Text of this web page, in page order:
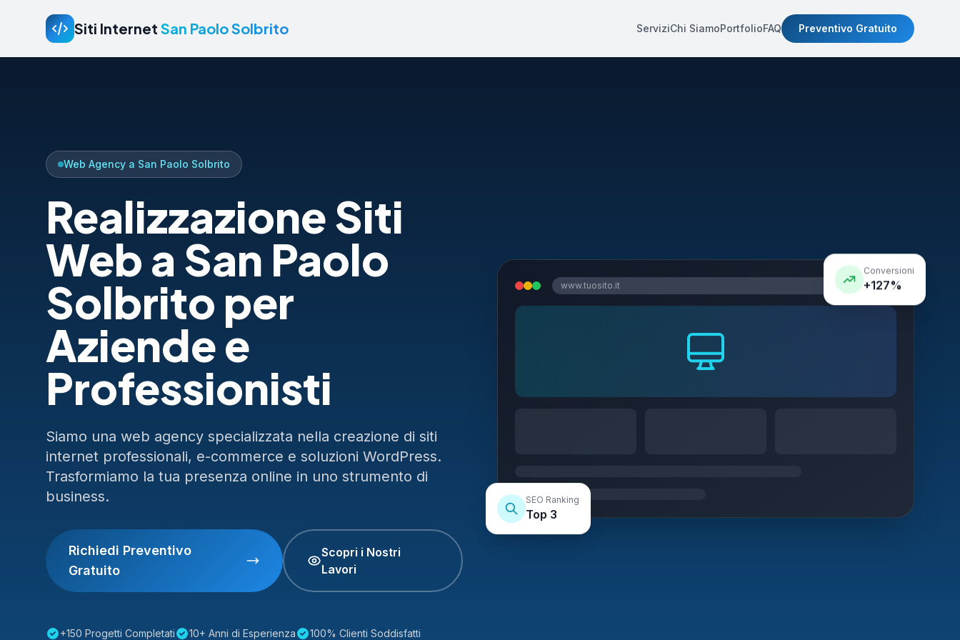
Siti Internet San Paolo Solbrito ServiziChi SiamoPortfolioFAQ Preventivo Gratuito
Web Agency a San Paolo Solbrito
Realizzazione Siti
Web a San Paolo
Solbrito per
Aziende e
Professionisti
Siamo una web agency specializzata nella creazione di siti
internet professionali, e-commerce e soluzioni WordPress.
Trasformiamo la tua presenza online in uno strumento di
business.
Richiedi Preventivo
Gratuito
Scopri i Nostri
Lavori
+150 Progetti Completati 10+ Anni di Esperienza 100% Clienti Soddisfatti
www.tuosito.it
Conversioni
+127%
SEO Ranking
Top 3